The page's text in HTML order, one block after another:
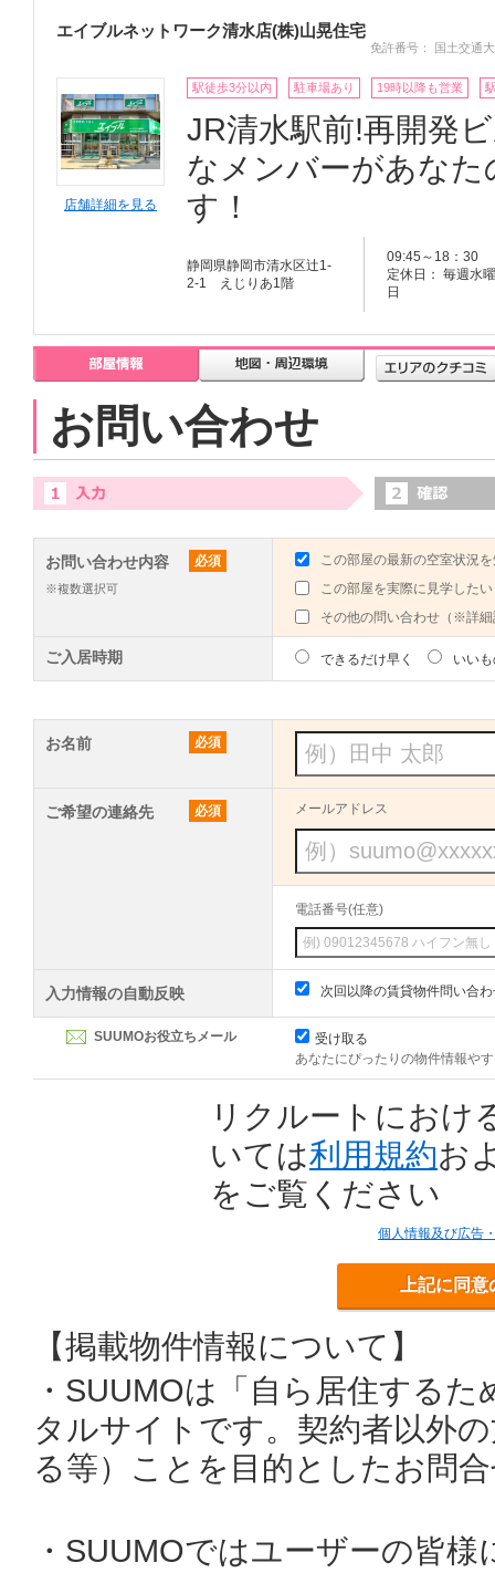
エイブルネットワーク清水店(株)山晃住宅
免許番号： 国土交通
店舗詳細を見る
駅徒歩3分以内 駐車場あり 19時以降も営業
JR清水駅前!再開発
なメンバーがあな
す！
静岡県静岡市清水区辻1-
2-1 えじりあ1階
09:45～18：30
定休日： 毎週水曜
日
お問い合わせ
お問い合わせ内容 必須
※複数選択可
この部屋の最新の空室状況
この部屋を実際に見学したい
その他の問い合わせ（※詳
ご入居時期 できるだけ早く いい
お名前 必須
ご希望の連絡先 必須 メールアドレス
電話番号(任意)
入力情報の自動反映 次回以降の賃貸物件問い合
SUUMOお役立ちメール
受け取る
あなたにぴったりの物件情報や
リクルートにおけ
いては利用規約お
をご覧ください
個人情報及び広告
上記に同
【掲載物件情報について】
・SUUMOは「自ら居住する
タルサイトです。契約者以外
る等）ことを目的としたお問
・SUUMOではユーザーの皆